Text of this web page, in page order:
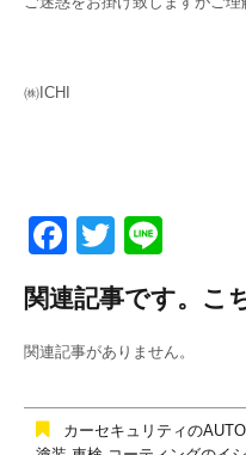
㈱ICHI
F
a
c
e
o
T
tt
er
e
関連記事です。こ
関連記事がありません。
カーセキュリティの